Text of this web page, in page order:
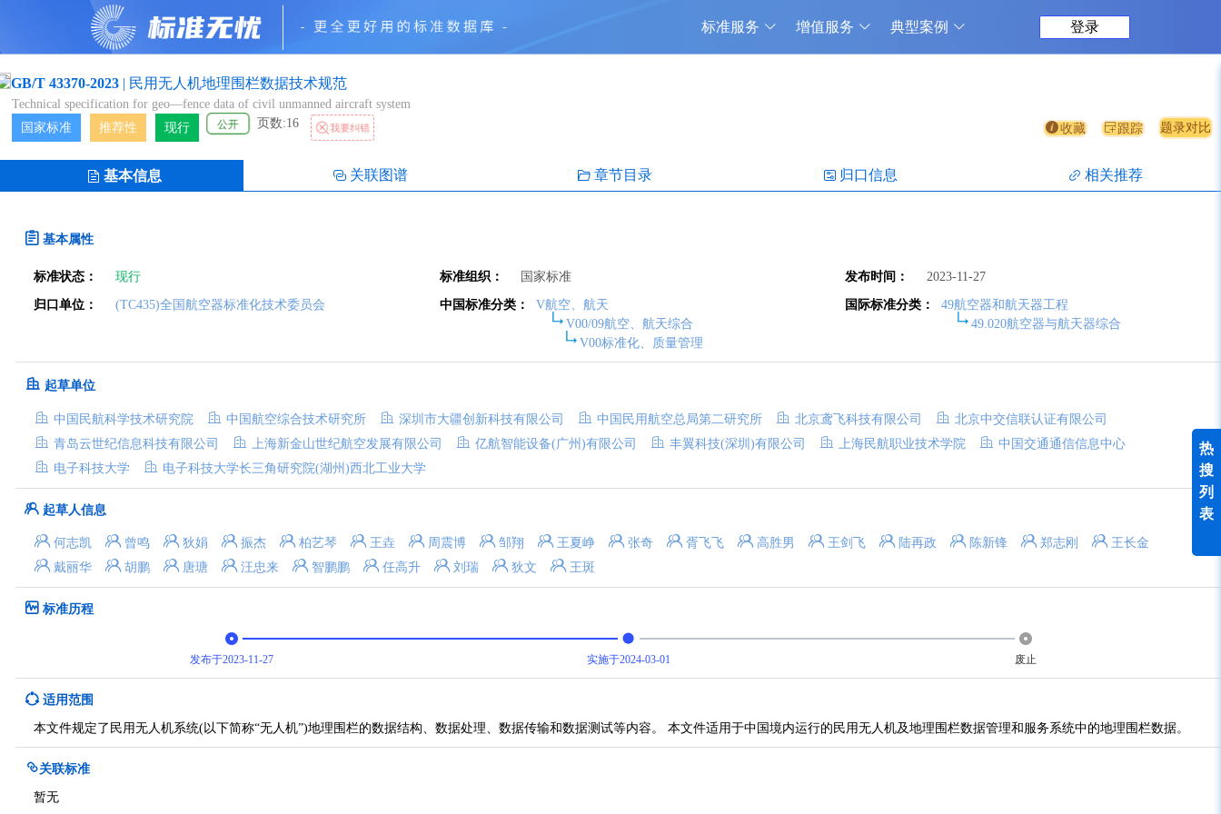
标准服务 增值服务 典型案例 登录
GB/T 43370-2023 | 民用无人机地理围栏数据技术规范
Technical specification for geo—fence data of civil unmanned aircraft system
国家标准
推荐性 现行 公开 页数:16 我要纠错 收藏 跟踪 题录对比
基本信息 关联图谱 章节目录 归口信息 相关推荐
基本属性
标准状态： 现行 标准组织： 国家标准 发布时间： 2023-11-27
归口单位： (TC435)全国航空器标准化技术委员会 中国标准分类：
V航空、航天
V00/09航空、航天综合
V00标准化、质量管理
国际标准分类：
49航空器和航天器工程
49.020航空器与航天器综合
起草单位
中国民航科学技术研究院 中国航空综合技术研究所 深圳市大疆创新科技有限公司 中国民用航空总局第二研究所 北京鸢飞科技有限公司
北京中交信联认证有限公司
青岛云世纪信息科技有限公司
上海新金山世纪航空发展有限公司 亿航智能设备(广州)有限公司 丰翼科技(深圳)有限公司 上海民航职业技术学院
中国交通通信信息中心
电子科技大学
电子科技大学长三角研究院(湖州)西北工业大学
起草人信息
何志凯 曾鸣 狄娟 振杰 柏艺琴 王垚 周震博 邹翔 王夏峥 张奇 胥飞飞 高胜男 王剑飞 陆再政 陈新锋 郑志刚
王长金
戴丽华
胡鹏 唐瑭 汪忠来 智鹏鹏 任高升 刘瑞 狄文 王斑
标准历程
发布于2023-11-27 实施于2024-03-01 废止
适用范围
本文件规定了民用无人机系统(以下简称“无人机”)地理围栏的数据结构、数据处理、数据传输和数据测试等内容。 本文件适用于中国境内运行的民用无人机及地理围栏数据管理和服务系统中的地理围栏数据。
关联标准
暂无
热
搜
列
表